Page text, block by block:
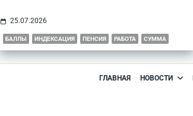
25.07.2026
БАЛЛЫ ИНДЕКСАЦИЯ ПЕНСИЯ РАБОТА СУММА
ГЛАВНАЯ НОВОСТИ